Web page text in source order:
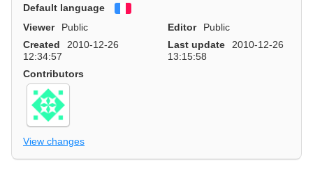
Default language
Viewer
Public Editor
Public
Created
2010-12-26
12:34:57
Last update
2010-12-26
13:15:58
Contributors
View changes